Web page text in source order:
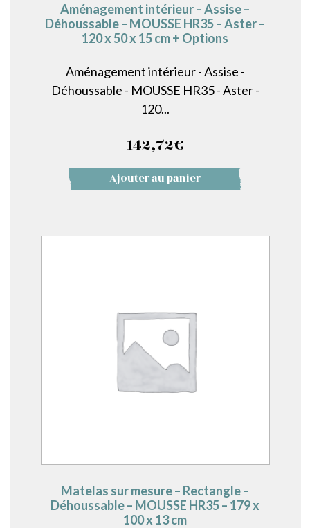
Aménagement intérieur – Assise –
Déhoussable – MOUSSE HR35 – Aster –
120 x 50 x 15 cm + Options
Aménagement intérieur - Assise -
Déhoussable - MOUSSE HR35 - Aster -
120...
142,72€
Ajouter au panier
Matelas sur mesure – Rectangle –
Déhoussable – MOUSSE HR35 – 179 x
100 x 13 cm